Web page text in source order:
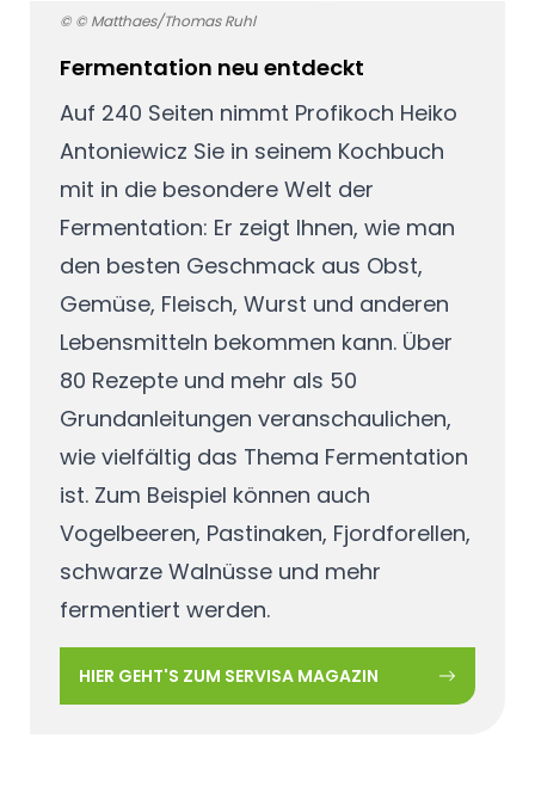
© © Matthaes/Thomas Ruhl
Fermentation neu entdeckt
Auf 240 Seiten nimmt Profikoch Heiko
Antoniewicz Sie in seinem Kochbuch
mit in die besondere Welt der
Fermentation: Er zeigt Ihnen, wie man
den besten Geschmack aus Obst,
Gemüse, Fleisch, Wurst und anderen
Lebensmitteln bekommen kann. Über
80 Rezepte und mehr als 50
Grundanleitungen veranschaulichen,
wie vielfältig das Thema Fermentation
ist. Zum Beispiel können auch
Vogelbeeren, Pastinaken, Fjordforellen,
schwarze Walnüsse und mehr
fermentiert werden.
HIER GEHT'S ZUM SERVISA MAGAZIN